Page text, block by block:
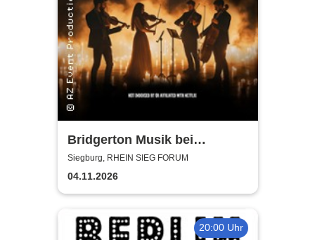
Bridgerton Musik bei
Kerzenschein
Siegburg, RHEIN SIEG FORUM
04.11.2026
20:00 Uhr